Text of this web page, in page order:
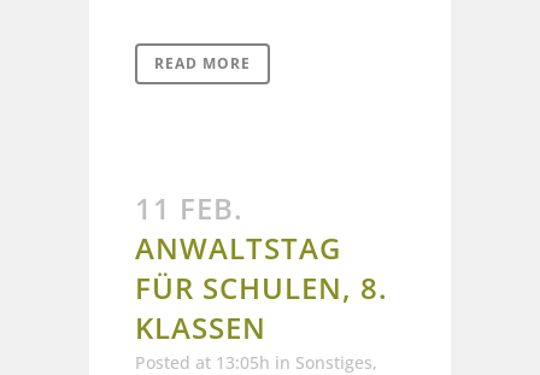
READ MORE
11 FEB.
ANWALTSTAG
FÜR SCHULEN, 8.
KLASSEN
Posted at 13:05h in Sonstiges,